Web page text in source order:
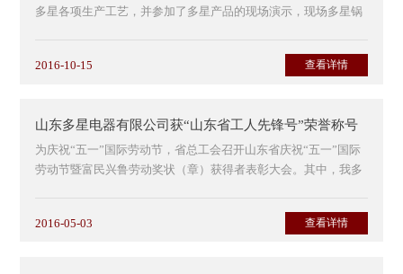
多星各项生产工艺，并参加了多星产品的现场演示，现场多星锅
2016-10-15 查看详情
山东多星电器有限公司获“山东省工人先锋号”荣誉称号
为庆祝“五一”国际劳动节，省总工会召开山东省庆祝“五一”国际
劳动节暨富民兴鲁劳动奖状（章）获得者表彰大会。其中，我多
2016-05-03 查看详情